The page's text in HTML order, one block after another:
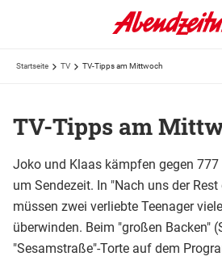
Startseite TV TV-Tipps am Mittwoch
TV-Tipps am
Joko und Klaas kämpfen gegen
um Sendezeit. In "Nach uns der
müssen zwei verliebte Teenager
überwinden. Beim "großen Backen"
"Sesamstraße"-Torte auf dem